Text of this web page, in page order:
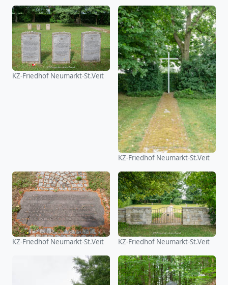
KZ-Friedhof Neumarkt-St.Veit
KZ-Friedhof Neumarkt-St.Veit
KZ-Friedhof Neumarkt-St.Veit KZ-Friedhof Neumarkt-St.Veit